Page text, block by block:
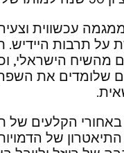
עכשווית
תרבות היידיש.
מהשיח הישראלי,
שלומדים את
הקלעים של
של